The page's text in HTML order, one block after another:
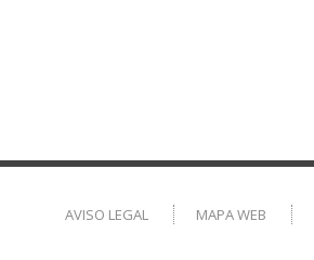
AVISO LEGAL MAPA WEB